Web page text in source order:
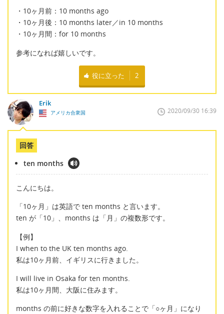
・10ヶ月前：10 months ago
・10ヶ月後：10 months later／in 10 months
・10ヶ月間：for 10 months
参考になれば嬉しいです。
役に立った 2
Erik
アメリカ合衆国 2020/09/30 16:39
回答
ten months
こんにちは。
「10ヶ月」は英語で ten months と言います。
ten が「10」、months は「月」の複数形です。
【例】
I when to the UK ten months ago.
私は10ヶ月前、イギリスに行きました。
I will live in Osaka for ten months.
私は10ヶ月間、大阪に住みます。
months の前に好きな数字を入れることで「○ヶ月」になり